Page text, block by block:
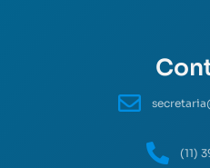
(11)